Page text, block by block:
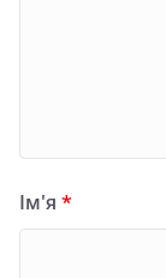
Ім'я *